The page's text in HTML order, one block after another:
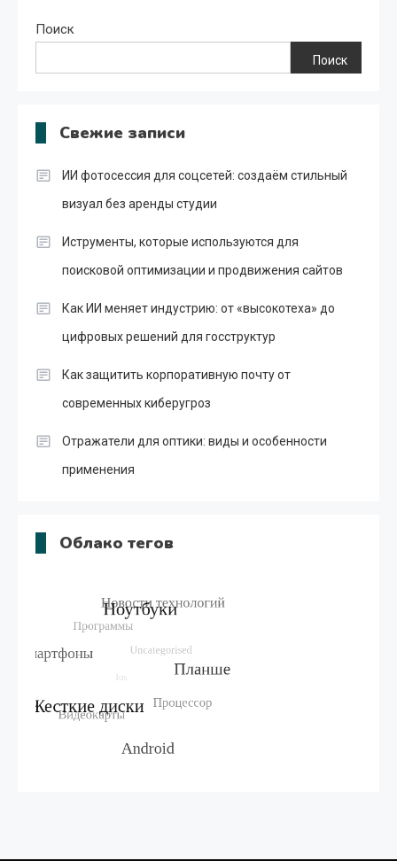
Поиск
Поиск
Свежие записи
ИИ фотосессия для соцсетей: создаём стильный
визуал без аренды студии
Иструменты, которые используются для
поисковой оптимизации и продвижения сайтов
Как ИИ меняет индустрию: от «высокотеха» до
цифровых решений для госструктур
Как защитить корпоративную почту от
современных киберугроз
Отражатели для оптики: виды и особенности
применения
Облако тегов